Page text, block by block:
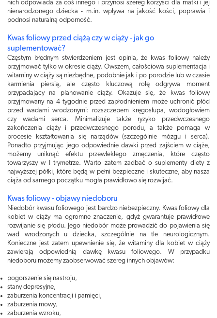
nich odpowiada za coś innego i przynosi szereg korzyści dla matki i jej
nienarodzonego dziecka - m.in. wpływa na jakość kości, poprawia i
podnosi naturalną odporność.
Kwas foliowy przed ciążą czy w ciąży - jak go
suplementować?
Częstym błędnym stwierdzeniem jest opinia, że kwas foliowy należy
przyjmować tylko w okresie ciąży. Owszem, całościowa suplementacja i
witaminy w ciąży są niezbędne, podobnie jak i po porodzie lub w czasie
karmienia piersią, ale często kluczową rolę odgrywa moment
przypadający na planowanie ciąży. Okazuje się, że kwas foliowy
przyjmowany na 4 tygodnie przed zapłodnieniem może uchronić płód
przed wadami wrodzonymi: rozszczepem kręgosłupa, wodogłowiem
czy wadami serca. Minimalizuje także ryzyko przedwczesnego
zakończenia ciąży i przedwczesnego porodu, a także pomaga w
procesie kształtowania się narządów (szczególnie mózgu i serca).
Ponadto przyjmując jego odpowiednie dawki przed zajściem w ciąże,
możemy uniknąć efektu przewlekłego zmęczenia, które często
towarzyszy w I trymetrze. Warto zatem zadbać o suplementy diety z
najwyższej półki, które będą w pełni bezpieczne i skuteczne, aby nasza
ciąża od samego początku mogła prawidłowo się rozwijać.
Kwas foliowy - objawy niedoboru
Niedobór kwasu foliowego jest bardzo niebezpieczny. Kwas foliowy dla
kobiet w ciąży ma ogromne znaczenie, gdyż gwarantuje prawidłowe
rozwijanie się płodu. Jego niedobór może prowadzić do pojawienia się
wad wrodzonych u dziecka, szczególnie na tle neurologicznym.
Konieczne jest zatem upewnienie się, że witaminy dla kobiet w ciąży
zawierają odpowiednią dawkę kwasu foliowego. W przypadku
niedoboru możemy zaobserwować szereg innych objawów:
pogorszenie się nastroju,
stany depresyjne,
zaburzenia koncentracji i pamięci,
zaburzenia mowy,
zaburzenia wzroku,